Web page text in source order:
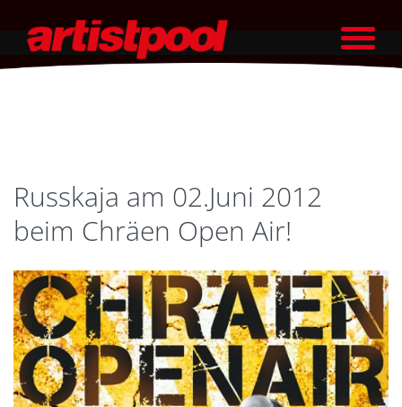
Russkaja am 02.Juni 2012
beim Chräen Open Air!